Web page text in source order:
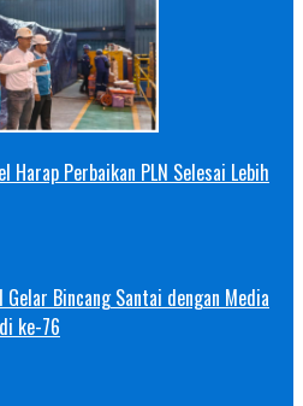
Harap Perbaikan PLN Selesai Lebih
Bincang Santai dengan Media
ke-76